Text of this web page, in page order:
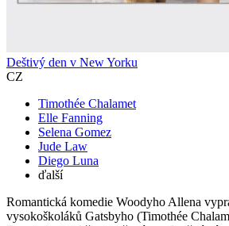
Deštivý den v New Yorku
CZ
Timothée Chalamet
Elle Fanning
Selena Gomez
Jude Law
Diego Luna
ďalší
Romantická komedie Woodyho Allena
vysokoškoláků Gatsbyho (Timothée